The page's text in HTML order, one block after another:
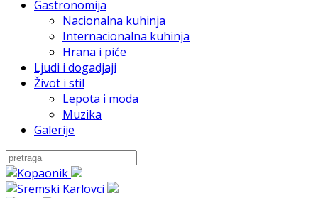
Gastronomija
Nacionalna kuhinja
Internacionalna kuhinja
Hrana i piće
Ljudi i dogadjaji
Život i stil
Lepota i moda
Muzika
Galerije